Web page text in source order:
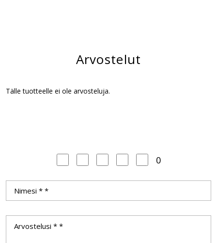
Arvostelut
Tälle tuotteelle ei ole arvosteluja.
0